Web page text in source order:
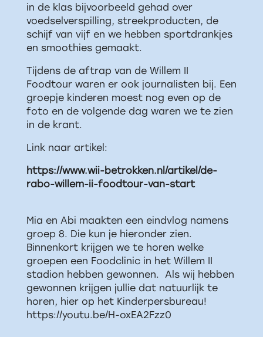
in de klas bijvoorbeeld gehad over
voedselverspilling, streekproducten, de
schijf van vijf en we hebben sportdrankjes
en smoothies gemaakt.
Tijdens de aftrap van de Willem II
Foodtour waren er ook journalisten bij. Een
groepje kinderen moest nog even op de
foto en de volgende dag waren we te zien
in de krant.
Link naar artikel:
https://www.wii-betrokken.nl/artikel/de-
rabo-willem-ii-foodtour-van-start
Mia en Abi maakten een eindvlog namens
groep 8. Die kun je hieronder zien.
Binnenkort krijgen we te horen welke
groepen een Foodclinic in het Willem II
stadion hebben gewonnen. Als wij hebben
gewonnen krijgen jullie dat natuurlijk te
horen, hier op het Kinderpersbureau!
https://youtu.be/H-oxEA2Fzz0